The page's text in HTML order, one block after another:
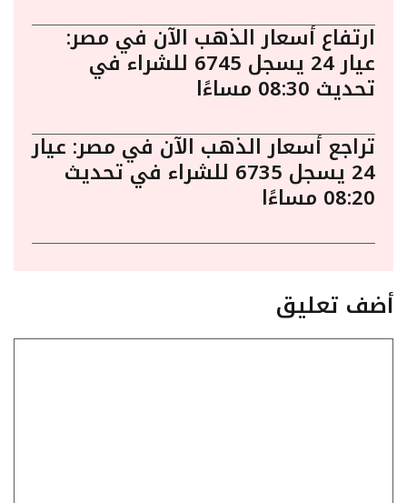
ارتفاع أسعار الذهب الآن في مصر:
عيار 24 يسجل 6745 للشراء في
تحديث 08:30 مساءًا
تراجع أسعار الذهب الآن في مصر: عيار
24 يسجل 6735 للشراء في تحديث
08:20 مساءًا
أضف تعليق